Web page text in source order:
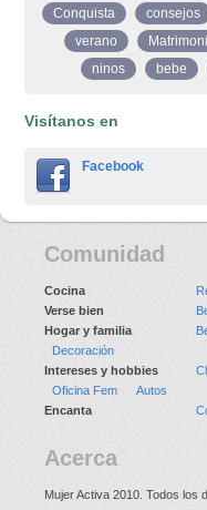
Conquista
consejos
verano
ninos
bebe
Visítanos en
Facebook
Comunidad
Cocina
Verse bien
Hogar y familia
Decoración
Intereses y hobbies
Oficina Fem
Autos
Encanta
Acerca
Mujer Activa 2010. Todos los